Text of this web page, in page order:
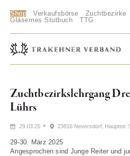
Shop Verkaufsbörse
Zuchtbezirke
Gläsernes Stutbuch
TTG
Zuchtbezirkslehrgang
Lührs
29.03.25 23816 Neversdorf, Hauptstr.
29-30. März 2025
Angesprochen sind Junge Reiter und